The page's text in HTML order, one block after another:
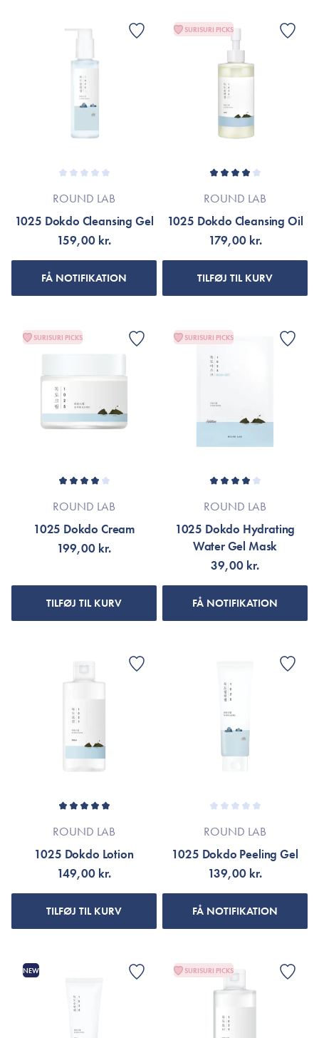
ROUND LAB
1025 Dokdo Cleansing Gel
159,00 kr.
FÅ NOTIFIKATION
SURISURI PICKS
ROUND LAB
1025 Dokdo Cleansing Oil
179,00 kr.
TILFØJ TIL KURV
SURISURI PICKS
ROUND LAB
1025 Dokdo Cream
199,00 kr.
TILFØJ TIL KURV
SURISURI PICKS
ROUND LAB
1025 Dokdo Hydrating
Water Gel Mask
39,00 kr.
FÅ NOTIFIKATION
ROUND LAB
1025 Dokdo Lotion
149,00 kr.
TILFØJ TIL KURV
ROUND LAB
1025 Dokdo Peeling Gel
139,00 kr.
FÅ NOTIFIKATION
NEW SURISURI PICKS